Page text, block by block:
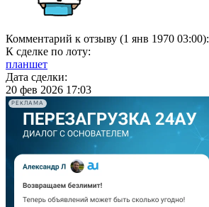
Комментарий к отзыву (1 янв 1970 03:00):
К сделке по лоту:
планшет
Дата сделки:
20 фев 2026 17:03
РЕКЛАМА